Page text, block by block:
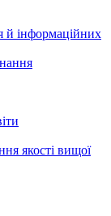
й інформаційних
якості вищої